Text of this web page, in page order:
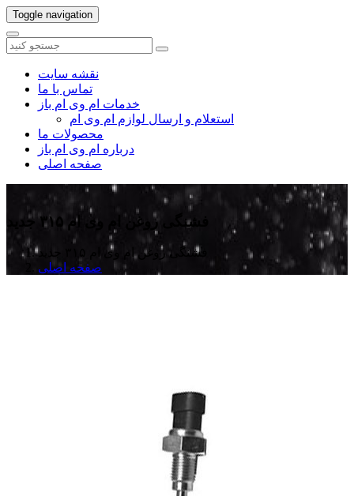
Toggle navigation
نقشه سایت
تماس با ما
خدمات ام وی ام باز
استعلام و ارسال لوازم ام وی ام
محصولات ما
درباره ام وی ام باز
صفحه اصلی
فشنگی روغن ام وی ام ۳۱۵ جدید
فشنگی روغن ام وی ام ۳۱۵ جدید
صفحه اصلی